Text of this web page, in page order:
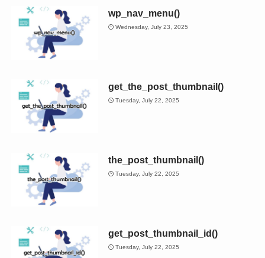
wp_nav_menu()
Wednesday, July 23, 2025
get_the_post_thumbnail()
Tuesday, July 22, 2025
the_post_thumbnail()
Tuesday, July 22, 2025
get_post_thumbnail_id()
Tuesday, July 22, 2025